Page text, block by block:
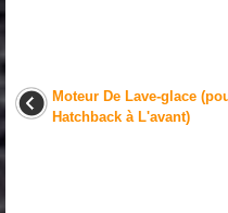
Moteur De Lave-glace
Hatchback à L'avant)